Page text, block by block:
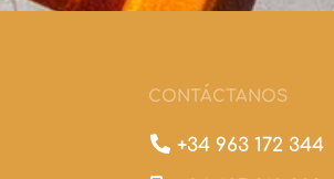
CONTÁCTANOS
 +34 963 172 344